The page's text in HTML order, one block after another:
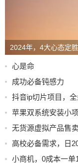
2024年，4大心态定
心是命
成功必备钝感力
抖音ip切片项目，
苹果双系统安装小
无货源虚拟产品售
高校必备需求，日
小商机，0成本一单